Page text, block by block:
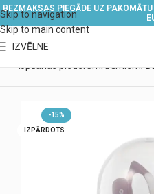
Skip to navigation
Skip to main content
BEZMAKSAS PIEGĀDE UZ
IZVĒLNE
-15%
IZPĀRDOTS